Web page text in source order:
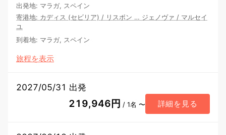
出発地: マラガ, スペイン
寄港地: カディス (セビリア) / リスボン … ジェノヴァ / マルセイ
ユ
到着地: マラガ, スペイン
旅程を表示
2027/05/31 出発
219,946円 / 1名 〜 詳細を見る